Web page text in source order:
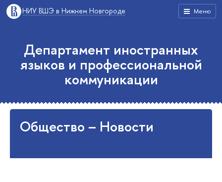
Меню
НИУ ВШЭ в Нижнем Новгороде
Департамент иностранных
языков и профессиональной
коммуникации
Общество – Новости